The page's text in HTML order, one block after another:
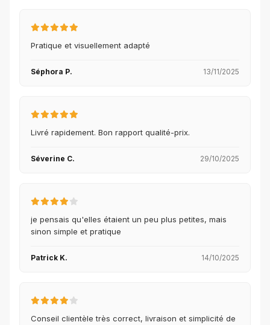
Pratique et visuellement adapté
Séphora P. 13/11/2025
Livré rapidement. Bon rapport qualité-prix.
Séverine C. 29/10/2025
je pensais qu'elles étaient un peu plus petites, mais
sinon simple et pratique
Patrick K. 14/10/2025
Conseil clientèle très correct, livraison et simplicité de